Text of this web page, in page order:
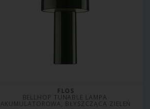
FLOS
BELLHOP TUNABLE LAMPA
AKUMULATOROWA, BŁYSZCZĄCA ZIELEŃ